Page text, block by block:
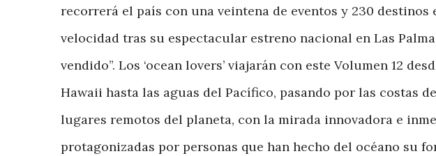
recorrerá el país con una veintena de eventos y 230 destinos
velocidad tras su espectacular estreno nacional en Las
vendido”. Los ‘ocean lovers’ viajarán con este Volumen 12
Hawaii hasta las aguas del Pacífico, pasando por las costas
lugares remotos del planeta, con la mirada innovadora e
protagonizadas por personas que han hecho del océano su